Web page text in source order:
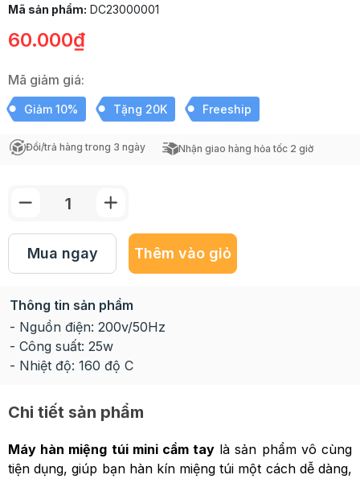
Mã sản phẩm: DC23000001
60.000₫
Mã giảm giá:
Giảm 10% Tặng 20K Freeship
Đổi/trả hàng trong 3 ngày Nhận giao hàng hỏa tốc 2 giờ
Mua ngay Thêm vào giỏ
Thông tin sản phẩm
- Nguồn điện: 200v/50Hz
- Công suất: 25w
- Nhiệt độ: 160 độ C
Chi tiết sản phẩm
Máy hàn miệng túi mini cầm tay là sản phẩm vô cùng
tiện dụng, giúp bạn hàn kín miệng túi một cách dễ dàng,